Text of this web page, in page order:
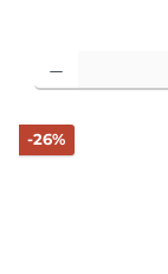
-26%Rabatt